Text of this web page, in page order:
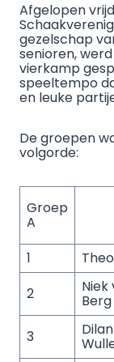
Afgelopen
gezelschap
senioren,
vierkamp
speeltempo
en leuke
De groepen
volgorde:
Groep
A
1
2
Niek
Berg
3 Dilan